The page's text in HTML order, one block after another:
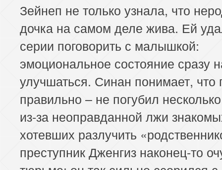
Зейнеп не только узнала, что
дочка на самом деле жива. Ей
серии поговорить с малышкой:
эмоциональное состояние сразу
улучшаться. Синан понимает, что
правильно – не погубил
из-за неоправданной лжи
хотевших разлучить
преступник Дженгиз наконец-то